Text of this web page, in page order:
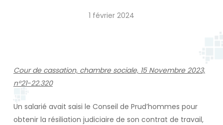
1 février 2024
Cour de cassation, chambre sociale, 15 Novembre 2023,
n°21-22.320
Un salarié avait saisi le Conseil de Prud’hommes pour
obtenir la résiliation judiciaire de son contrat de travail,